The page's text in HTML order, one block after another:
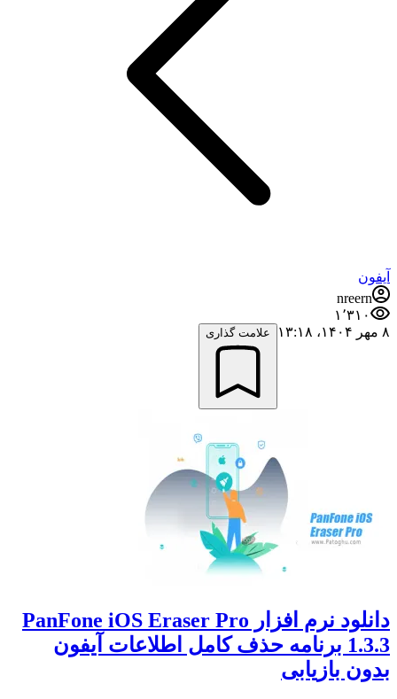
آیفون
nreern
۱٬۳۱۰
۸ مهر ۱۴۰۴،‏ ۱۳:۱۸
علامت گذاری
دانلود نرم افزار PanFone iOS Eraser Pro
1.3.3 برنامه حذف کامل اطلاعات آیفون
بدون بازیابی